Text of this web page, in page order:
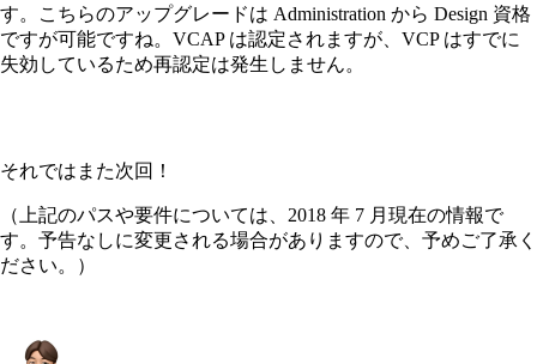
す。こちらのアップグレードは Administration から Design 資格
ですが可能ですね。VCAP は認定されますが、VCP はすでに
失効しているため再認定は発生しません。
それではまた次回！
（上記のパスや要件については、2018 年 7 月現在の情報で
す。予告なしに変更される場合がありますので、予めご了承く
ださい。）